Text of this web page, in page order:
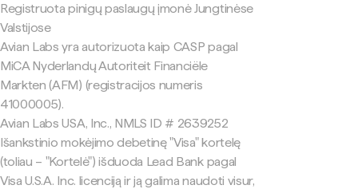
Registruota pinigų paslaugų įmonė Jungtinėse
Valstijose
Avian Labs yra autorizuota kaip CASP pagal
MiCA Nyderlandų Autoriteit Financiële
Markten (AFM) (registracijos numeris
41000005).
Avian Labs USA, Inc., NMLS ID # 2639252
Išankstinio mokėjimo debetinę "Visa" kortelę
(toliau – "Kortelė") išduoda Lead Bank pagal
Visa U.S.A. Inc. licenciją ir ją galima naudoti visur,